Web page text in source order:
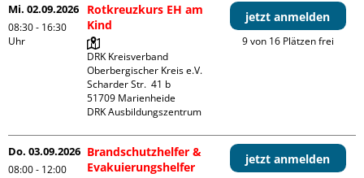
Mi. 02.09.2026
08:30 - 16:30
Uhr
Rotkreuzkurs EH am
Kind
DRK Kreisverband
Oberbergischer Kreis e.V.
Scharder Str.  41 b
51709 Marienheide
DRK Ausbildungszentrum
jetzt anmelden
9 von 16 Plätzen frei
Do. 03.09.2026
08:00 - 12:00
Brandschutzhelfer &
Evakuierungshelfer
jetzt anmelden